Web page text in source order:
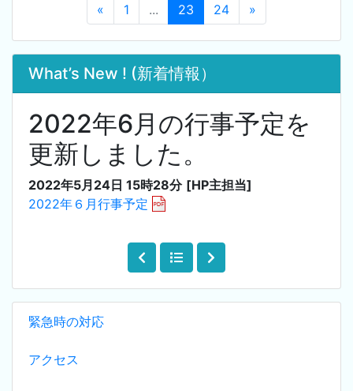
緊急時の対応
アクセス
« 1 ... 23 24 »
What’s New ! (新着情報）
2022年6月の行事予定を
更新しました。
2022年5月24日 15時28分 [HP主担当]
2022年６月行事予定